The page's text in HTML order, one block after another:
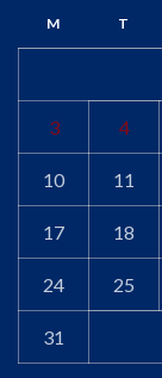
M T
3 4
10 11
17 18
24 25
31